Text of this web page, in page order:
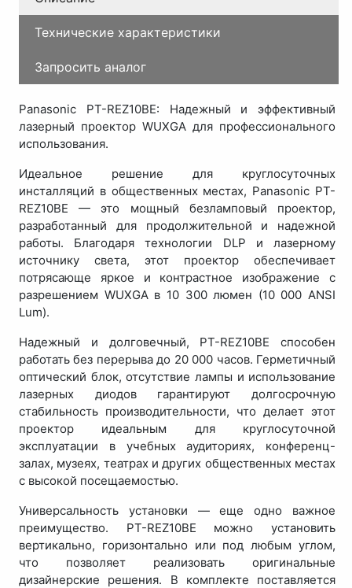
Технические характеристики
Запросить аналог
Panasonic PT-REZ10BE: Надежный и эффективный
лазерный проектор WUXGA для профессионального
использования.
Идеальное решение для круглосуточных
инсталляций в общественных местах, Panasonic PT-
REZ10BE — это мощный безламповый проектор,
разработанный для продолжительной и надежной
работы. Благодаря технологии DLP и лазерному
источнику света, этот проектор обеспечивает
потрясающе яркое и контрастное изображение с
разрешением WUXGA в 10 300 люмен (10 000 ANSI
Lum).
Надежный и долговечный, PT-REZ10BE способен
работать без перерыва до 20 000 часов. Герметичный
оптический блок, отсутствие лампы и использование
лазерных диодов гарантируют долгосрочную
стабильность производительности, что делает этот
проектор идеальным для круглосуточной
эксплуатации в учебных аудиториях, конференц-
залах, музеях, театрах и других общественных местах
с высокой посещаемостью.
Универсальность установки — еще одно важное
преимущество. PT-REZ10BE можно установить
вертикально, горизонтально или под любым углом,
что позволяет реализовать оригинальные
дизайнерские решения. В комплекте поставляется